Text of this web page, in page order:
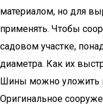
материалом, но для
применять. Чтобы
садовом участке,
диаметра. Как их
Шины можно уложить
Оригинальное